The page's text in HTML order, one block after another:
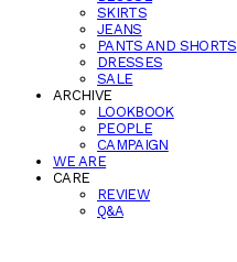
SKIRTS
JEANS
PANTS AND SHORTS
DRESSES
SALE
ARCHIVE
LOOKBOOK
PEOPLE
CAMPAIGN
WE ARE
CARE
REVIEW
Q&A